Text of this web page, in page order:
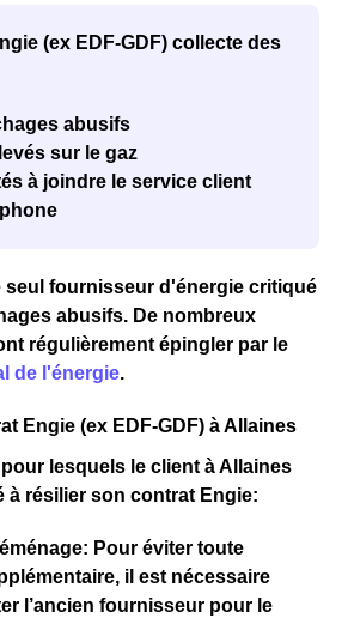
(ex EDF-GDF) collecte des
abusifs
sur le gaz
à joindre le service client
seul fournisseur d'énergie critiqué
abusifs. De nombreux
régulièrement épingler par le
de l'énergie.
Engie (ex EDF-GDF) à Allaines
pour lesquels le client à Allaines
à résilier son contrat Engie:
: Pour éviter toute
, il est nécessaire
l’ancien fournisseur pour le